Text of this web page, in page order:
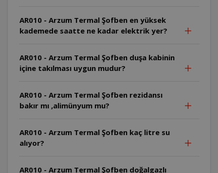
AR010 - Arzum Termal Şofben en yüksek
kademede saatte ne kadar elektrik yer?
AR010 - Arzum Termal Şofben duşa kabinin
içine takılması uygun mudur?
AR010 - Arzum Termal Şofben rezidansı
bakır mı ,alimünyum mu?
AR010 - Arzum Termal Şofben kaç litre su
alıyor?
AR010 - Arzum Termal Şofben doğalgazlı